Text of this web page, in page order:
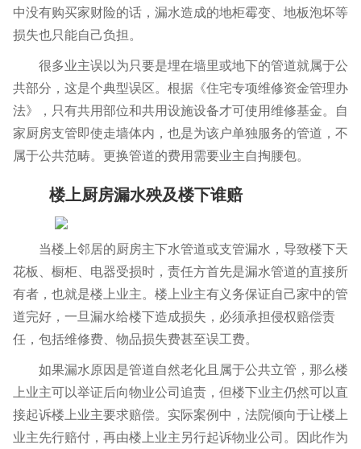
中没有购买家财险的话，漏水造成的地柜霉变、地板泡坏等
损失也只能自己负担。
很多业主误以为只要是埋在墙里或地下的管道就属于公
共部分，这是个典型误区。根据《住宅专项维修资金管理办
法》，只有共用部位和共用设施设备才可使用维修基金。自
家厨房支管即使走墙体内，也是为该户单独服务的管道，不
属于公共范畴。更换管道的费用需要业主自掏腰包。
楼上厨房漏水殃及楼下谁赔
当楼上邻居的厨房主下水管道或支管漏水，导致楼下天
花板、橱柜、电器受损时，责任方首先是漏水管道的直接所
有者，也就是楼上业主。楼上业主有义务保证自己家中的管
道完好，一旦漏水给楼下造成损失，必须承担侵权赔偿责
任，包括维修费、物品损失费甚至误工费。
如果漏水原因是管道自然老化且属于公共立管，那么楼
上业主可以举证后向物业公司追责，但楼下业主仍然可以直
接起诉楼上业主要求赔偿。实际案例中，法院倾向于让楼上
业主先行赔付，再由楼上业主另行起诉物业公司。因此作为